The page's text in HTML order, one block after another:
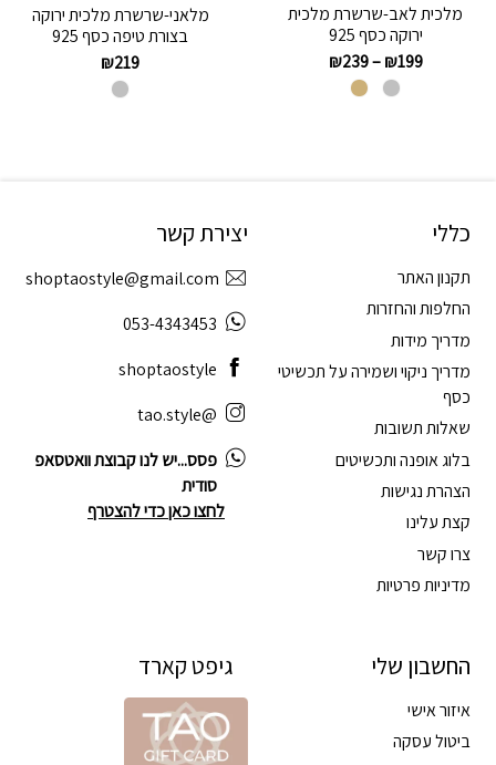
מלכית לאב-שרשרת מלכית
ירוקה כסף 925
₪199
–
₪239
מלאני-שרשרת מלכית ירוקה
בצורת טיפה כסף 925
₪219
כללי
תקנון האתר
החלפות והחזרות
מדריך מידות
מדריך ניקוי ושמירה על תכשיטי
כסף
שאלות תשובות
בלוג אופנה ותכשיטים
הצהרת נגישות
קצת עלינו
צרו קשר
מדיניות פרטיות
החשבון שלי
איזור אישי
ביטול עסקה
יצירת קשר
shoptaostyle@gmail.com
053-4343453
shoptaostyle
@tao.style
פסס...יש לנו קבוצת וואטסאפ
סודית
לחצו כאן כדי להצטרף
גיפט קארד